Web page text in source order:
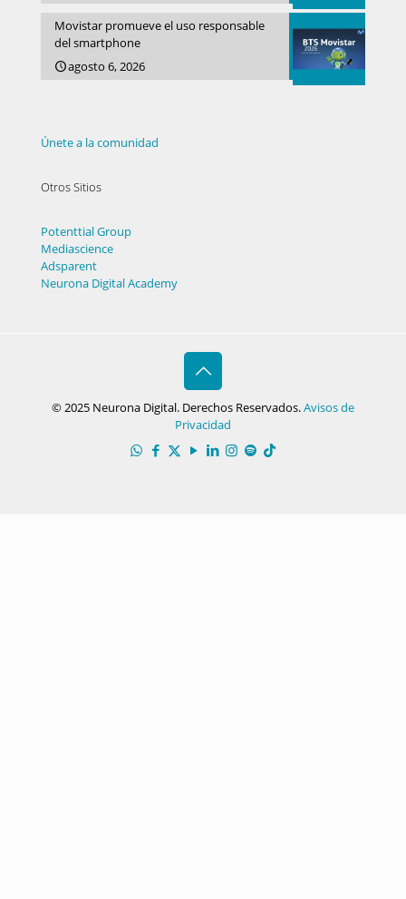
Movistar promueve el uso responsable
del smartphone
agosto 6, 2026
Únete a la comunidad
Otros Sitios
Potenttial Group
Mediascience
Adsparent
Neurona Digital Academy
© 2025 Neurona Digital. Derechos Reservados.Avisos de
Privacidad